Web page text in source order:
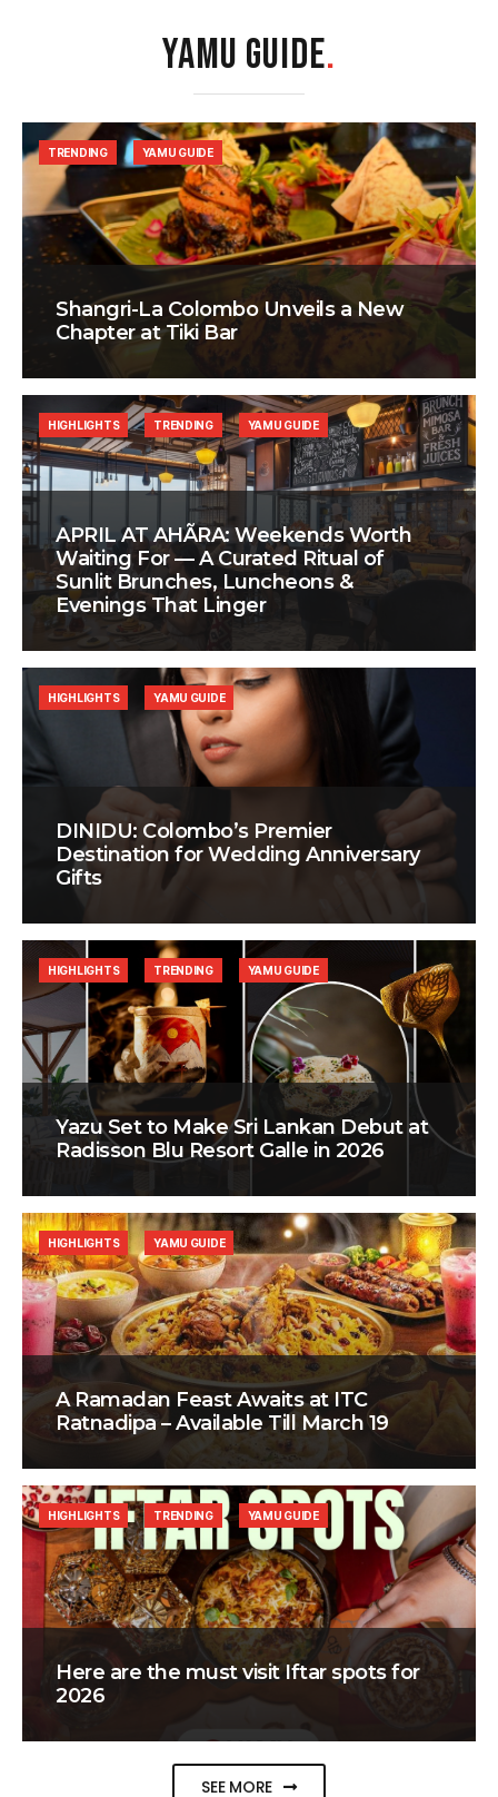
YAMU GUIDE.
Shangri-La Colombo Unveils a New
Chapter at Tiki Bar
TRENDING YAMU GUIDE
APRIL AT AHÃRA: Weekends Worth
Waiting For — A Curated Ritual of
Sunlit Brunches, Luncheons &
Evenings That Linger
HIGHLIGHTS TRENDING YAMU GUIDE
DINIDU: Colombo’s Premier
Destination for Wedding Anniversary
Gifts
HIGHLIGHTS YAMU GUIDE
Yazu Set to Make Sri Lankan Debut at
Radisson Blu Resort Galle in 2026
HIGHLIGHTS TRENDING YAMU GUIDE
A Ramadan Feast Awaits at ITC
Ratnadipa – Available Till March 19
HIGHLIGHTS YAMU GUIDE
Here are the must visit Iftar spots for
2026
HIGHLIGHTS TRENDING YAMU GUIDE
SEE MORE